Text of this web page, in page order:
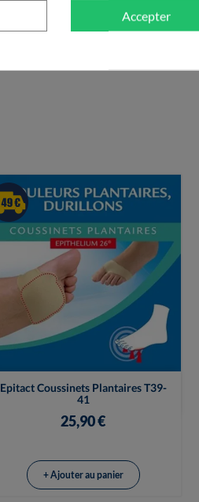
Epitact Coussinets Plantaires T39-
41
25,90 €
Vue rapide
+ Ajouter au panier
Accepter